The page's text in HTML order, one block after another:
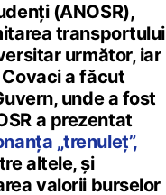
(ANOSR),
transportului
următor, iar
a făcut
unde a fost
a prezentat
„trenuleț”,
altele, și
valorii burselor